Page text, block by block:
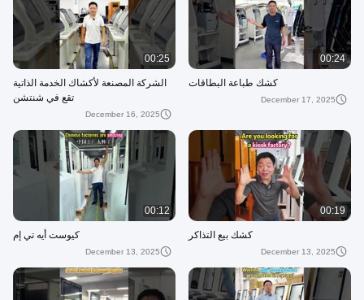
00:24
كشك طباعة البطاقات
December 17, 2025
00:25
الشركة المصنعة لأكشاك الخدمة الذاتية
تقع في شنتشن
December 16, 2025
00:19
كشك بيع التذاكر
December 13, 2025
00:12
كيوست أيه تي إم
December 13, 2025